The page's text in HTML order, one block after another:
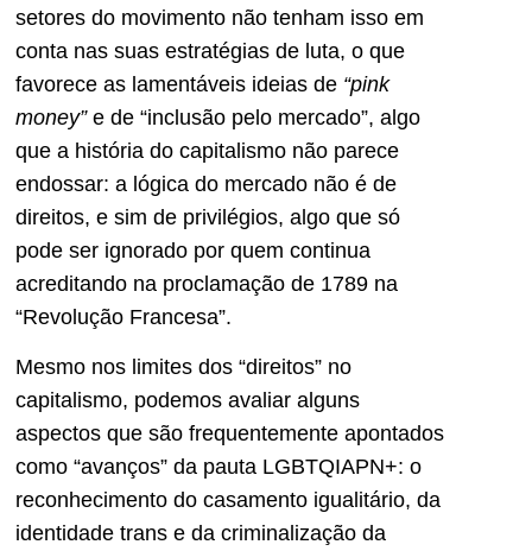
setores do movimento não tenham isso em
conta nas suas estratégias de luta, o que
favorece as lamentáveis ideias de “pink
money”e de “inclusão pelo mercado”, algo
que a história do capitalismo não parece
endossar: a lógica do mercado não é de
direitos, e sim de privilégios, algo que só
pode ser ignorado por quem continua
acreditando na proclamação de 1789 na
“Revolução Francesa”.
Mesmo nos limites dos “direitos” no
capitalismo, podemos avaliar alguns
aspectos que são frequentemente apontados
como “avanços” da pauta LGBTQIAPN+: o
reconhecimento do casamento igualitário, da
identidade trans e da criminalização da